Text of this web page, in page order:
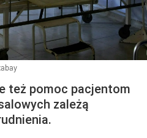
też pomoc pacjentom
zależą